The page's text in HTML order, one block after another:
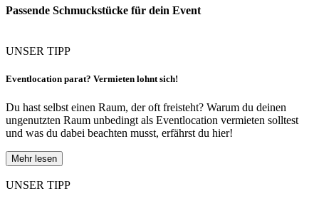
Passende Schmuckstücke für dein Event
UNSER TIPP
Eventlocation parat? Vermieten lohnt sich!
Du hast selbst einen Raum, der oft freisteht? Warum du deinen
ungenutzten Raum unbedingt als Eventlocation vermieten solltest
und was du dabei beachten musst, erfährst du hier!
Mehr lesen
UNSER TIPP